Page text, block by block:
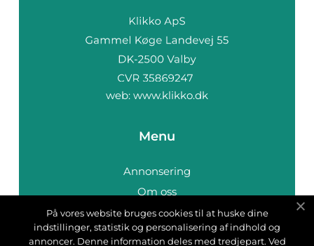
web: www.klikko.dk
Menu
Annonsering
Om oss
Cookies
Kontakta oss
På vores website bruges cookies til at huske dine
indstillinger, statistik og personalisering af indhold og
annoncer. Denne information deles med tredjepart. Ved